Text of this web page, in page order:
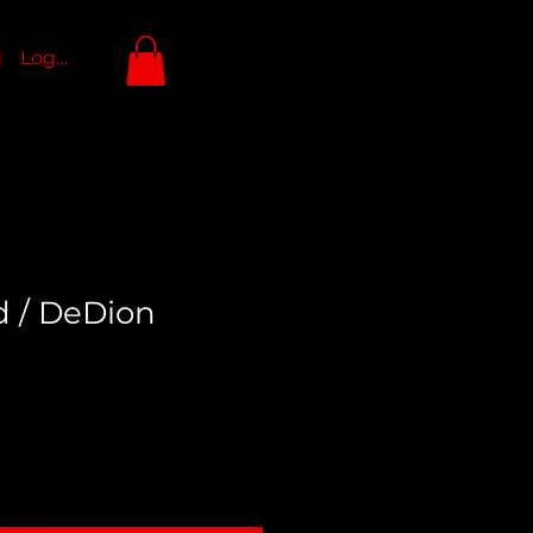
Logga in
/ DeDion